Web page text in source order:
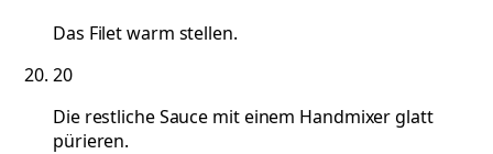
Das Filet warm stellen.
20
Die restliche Sauce mit einem Handmixer glatt
pürieren.